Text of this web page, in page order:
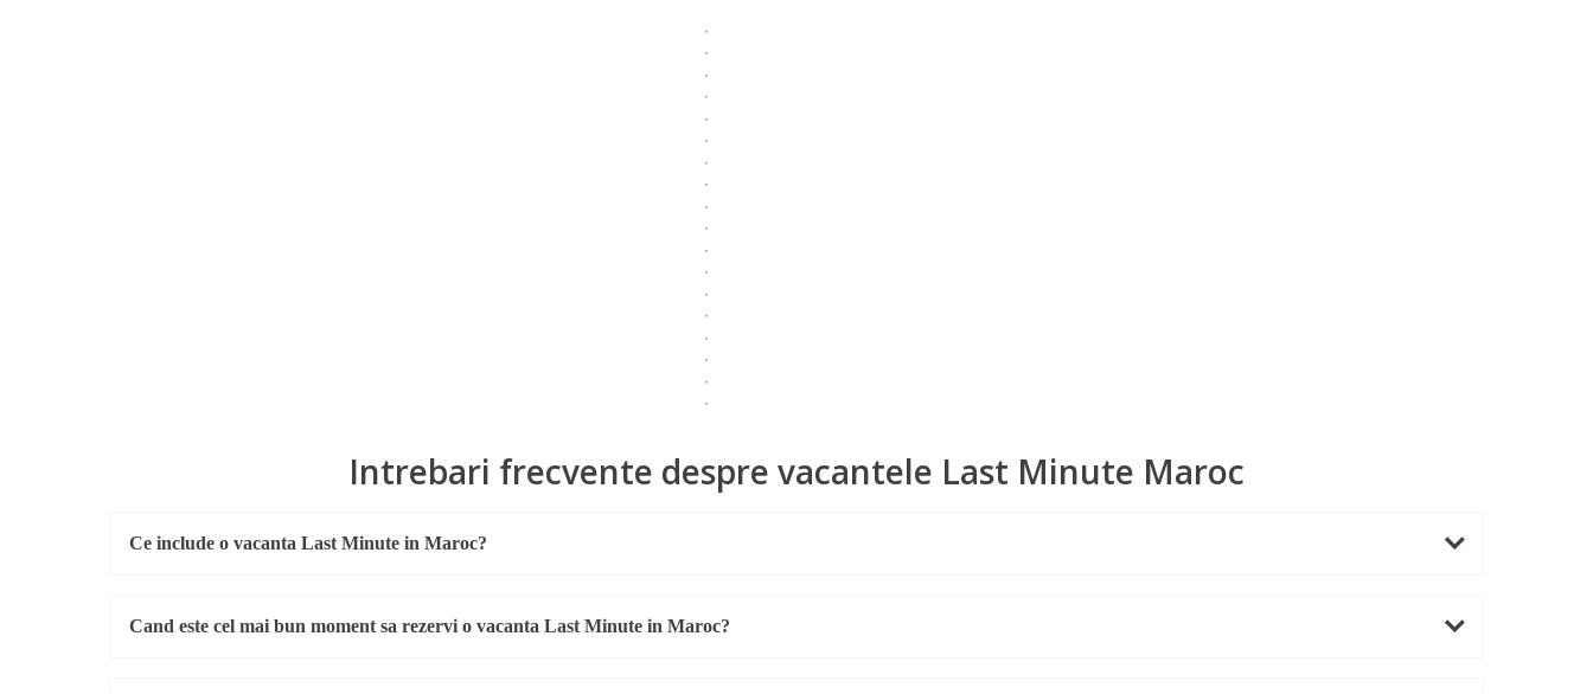
Intrebari frecvente despre vacantele Last Minute Maroc
Ce include o vacanta Last Minute in Maroc?
Cand este cel mai bun moment sa rezervi o vacanta Last Minute in Maroc?